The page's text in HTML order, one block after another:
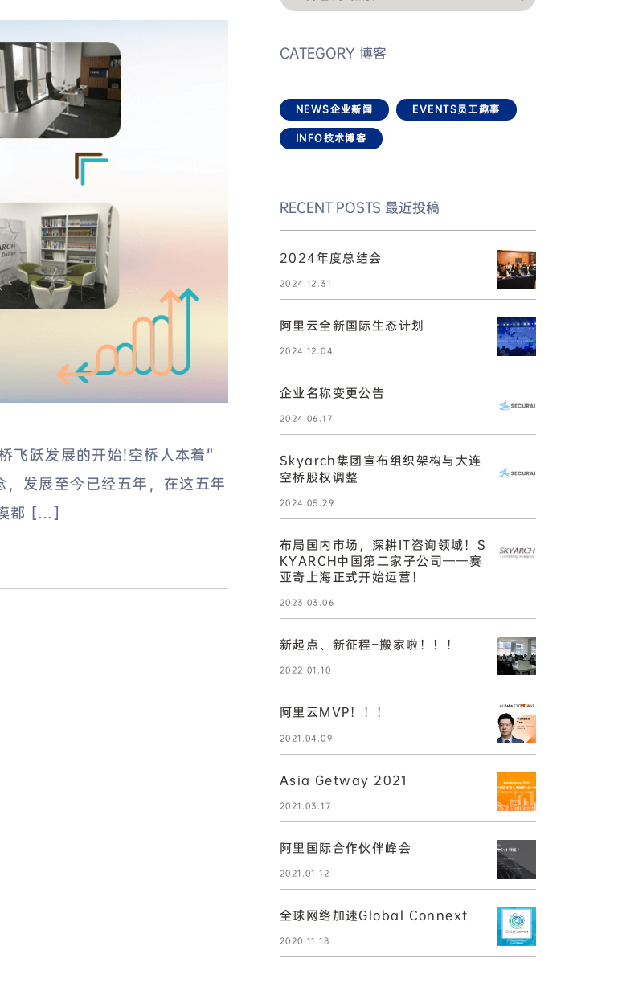
飞跃发展的开始!空桥人本着”
发展至今已经五年，在这五年
都 […]
CATEGORY 博客
NEWS企业新闻 EVENTS员工趣事
INFO技术博客
RECENT POSTS 最近投稿
2024年度总结会
2024.12.31
阿里云全新国际生态计划
2024.12.04
企业名称变更公告
2024.06.17
Skyarch集团宣布组织架构与大连
空桥股权调整
2024.05.29
布局国内市场，深耕IT咨询领域！S
KYARCH中国第二家子公司——赛
亚奇上海正式开始运营！
2023.03.06
新起点、新征程–搬家啦！！！
2022.01.10
阿里云MVP！！！
2021.04.09
Asia Getway 2021
2021.03.17
阿里国际合作伙伴峰会
2021.01.12
全球网络加速Global Connext
2020.11.18